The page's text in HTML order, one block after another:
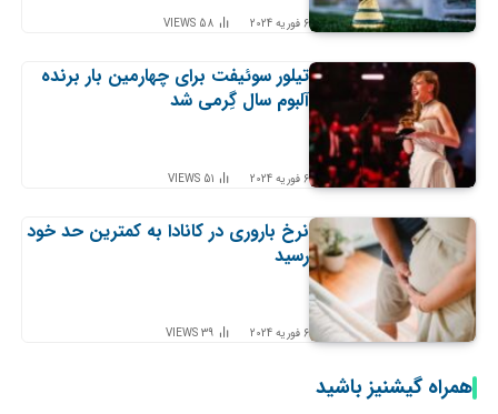
6 فوریه 2024 58
VIEWS
تیلور سوئیفت برای چهارمین بار برنده
آلبوم سال گِرمی شد
6 فوریه 2024 51
VIEWS
نرخ باروری در کانادا به کمترین حد خود
رسید
6 فوریه 2024 39
VIEWS
همراه گیشنیز باشید